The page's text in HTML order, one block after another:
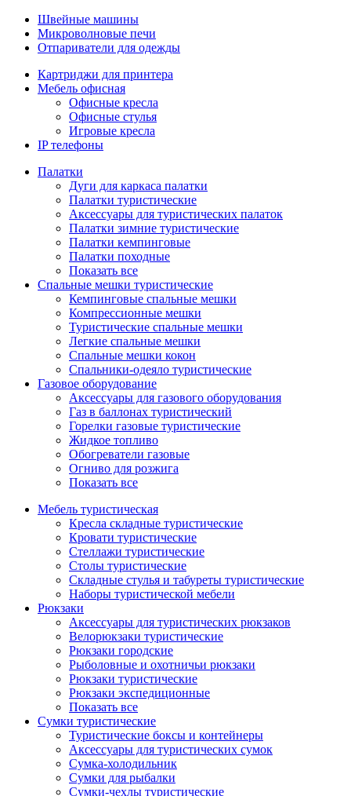
Швейные машины
Микроволновые печи
Отпариватели для одежды
Картриджи для принтера
Мебель офисная
Офисные кресла
Офисные стулья
Игровые кресла
IP телефоны
Палатки
Дуги для каркаса палатки
Палатки туристические
Аксессуары для туристических палаток
Палатки зимние туристические
Палатки кемпинговые
Палатки походные
Показать все
Спальные мешки туристические
Кемпинговые спальные мешки
Компрессионные мешки
Туристические спальные мешки
Легкие спальные мешки
Спальные мешки кокон
Спальники-одеяло туристические
Газовое оборудование
Аксессуары для газового оборудования
Газ в баллонах туристический
Горелки газовые туристические
Жидкое топливо
Обогреватели газовые
Огниво для розжига
Показать все
Мебель туристическая
Кресла складные туристические
Кровати туристические
Стеллажи туристические
Столы туристические
Складные стулья и табуреты туристические
Наборы туристической мебели
Рюкзаки
Аксессуары для туристических рюкзаков
Велорюкзаки туристические
Рюкзаки городские
Рыболовные и охотничьи рюкзаки
Рюкзаки туристические
Рюкзаки экспедиционные
Показать все
Сумки туристические
Туристические боксы и контейнеры
Аксессуары для туристических сумок
Сумка-холодильник
Сумки для рыбалки
Сумки-чехлы туристические